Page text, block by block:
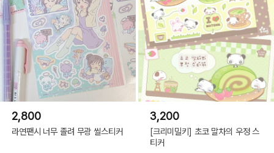
2,800
라연팬시 너무 졸려 무광 씰스티커
3,200
[크리미밀키] 초코 말차의 우정 스
티커